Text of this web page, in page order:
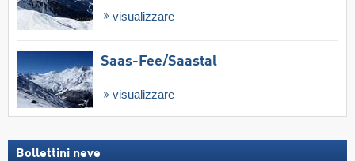
visualizzare
Saas-Fee/​Saastal
visualizzare
Bollettini neve